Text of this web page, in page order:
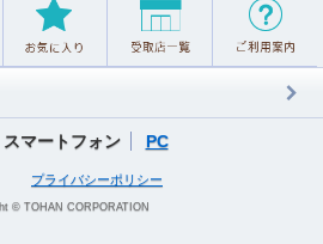
スマートフォン PC
プライバシーポリシー
© TOHAN CORPORATION